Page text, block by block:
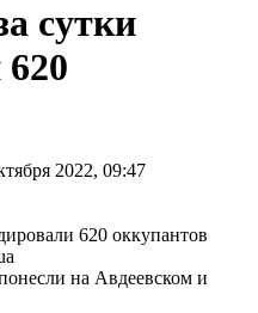
сутки
2022, 09:47
на Авдеевском и